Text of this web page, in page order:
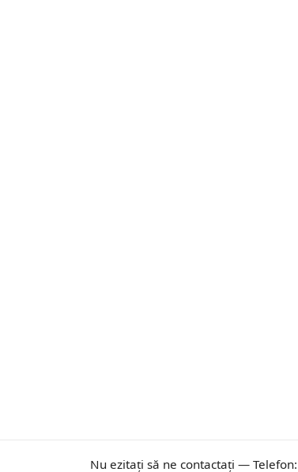
Nu ezitați să ne contactați — Telefon: